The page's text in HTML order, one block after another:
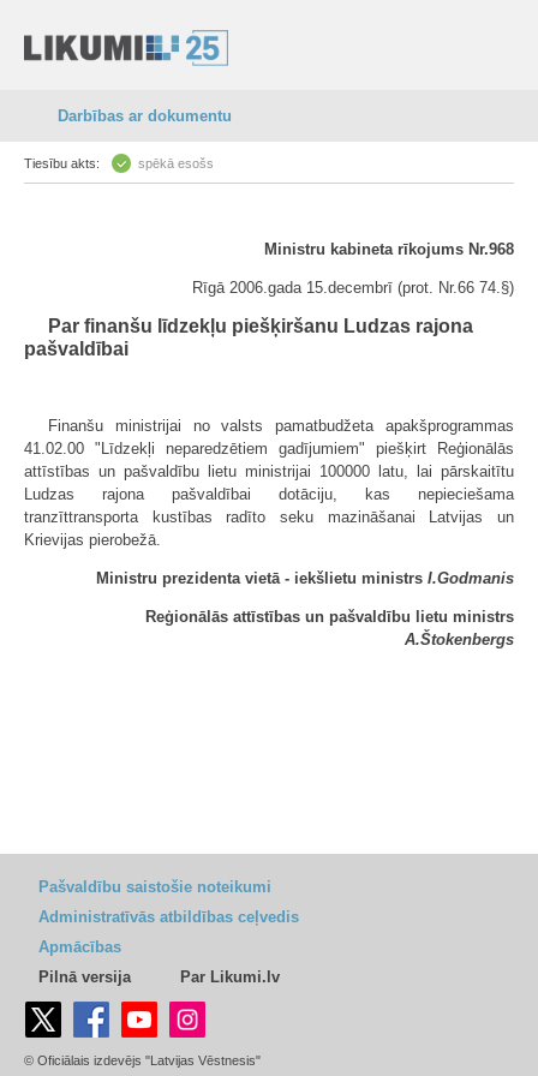
Darbības ar dokumentu
Tiesību akts: spēkā esošs
Ministru kabineta rīkojums Nr.968
Rīgā 2006.gada 15.decembrī (prot. Nr.66 74.§)
Par finanšu līdzekļu piešķiršanu Ludzas rajona
pašvaldībai
Finanšu ministrijai no valsts pamatbudžeta apakšprogrammas
41.02.00 "Līdzekļi neparedzētiem gadījumiem" piešķirt Reģionālās
attīstības un pašvaldību lietu ministrijai 100000 latu, lai pārskaitītu
Ludzas rajona pašvaldībai dotāciju, kas nepieciešama
tranzīttransporta kustības radīto seku mazināšanai Latvijas un
Krievijas pierobežā.
Ministru prezidenta vietā - iekšlietu ministrs I.Godmanis
Reģionālās attīstības un pašvaldību lietu ministrs
A.Štokenbergs
Pašvaldību saistošie noteikumi
Administratīvās atbildības ceļvedis
Apmācības
Pilnā versija
Par Likumi.lv
© Oficiālais izdevējs "Latvijas Vēstnesis"